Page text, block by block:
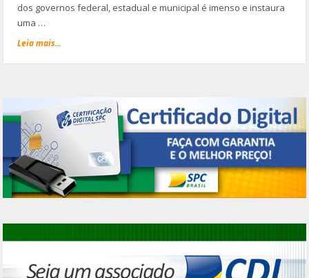
dos governos federal, estadual e municipal é imenso e instaura
uma …
Leia mais...